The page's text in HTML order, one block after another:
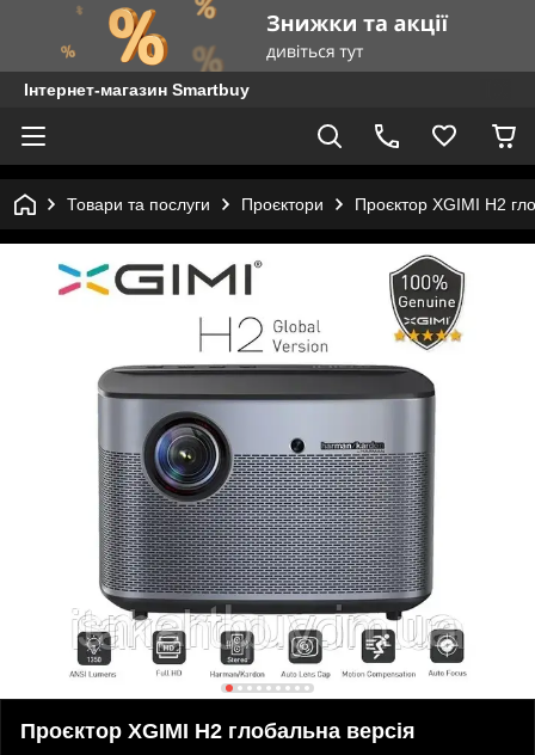
Інтернет-магазин Smartbuy
Товари та послуги Проєктори Проєктор XGIMI H2
Проєктор XGIMI H2 глобальна версія